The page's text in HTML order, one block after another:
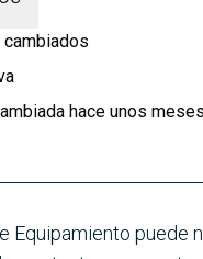
hace unos meses
Equipamiento